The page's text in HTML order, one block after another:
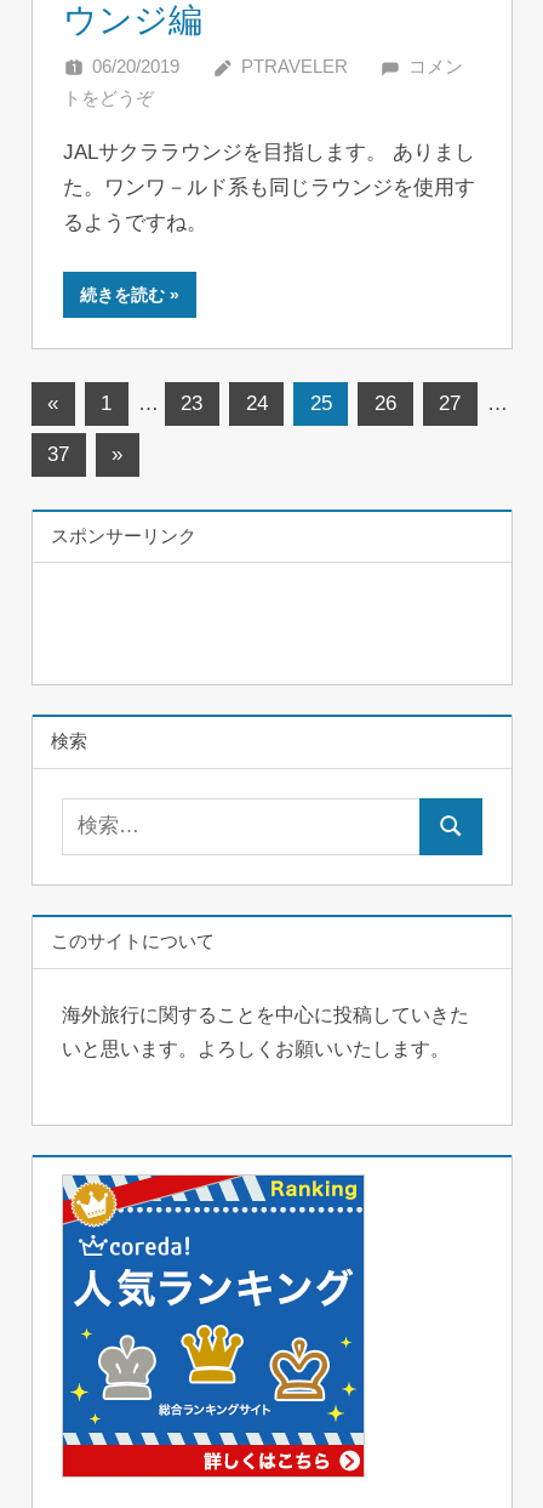
ウンジ編
06/20/2019 PTRAVELER
コメン
トをどうぞ
JALサクララウンジを目指します。 ありまし
た。ワンワ－ルド系も同じラウンジを使用す
るようですね。
続きを読む
投
稿
ビ
シ
ョ
ン
«前
の
記
事
1 … 23 24 25 26 27 …
37
次
記
事
»
スポンサーリンク
検索
検
このサイトについて
海外旅行に関することを中心に投稿していきた
いと思います。よろしくお願いいたします。